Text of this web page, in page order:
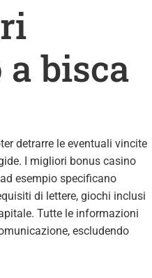
bisca
detrarre le eventuali vincite
I migliori bonus casino
esempio specificano
di lettere, giochi inclusi
Tutte le informazioni
escludendo